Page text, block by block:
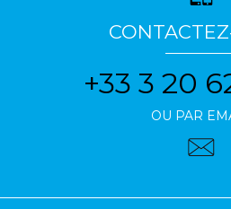
+33 3 20
OU PAR